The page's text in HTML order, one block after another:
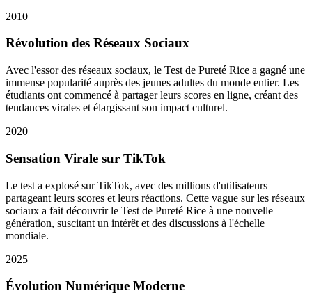
2010
Révolution des Réseaux Sociaux
Avec l'essor des réseaux sociaux, le Test de Pureté Rice a gagné une
immense popularité auprès des jeunes adultes du monde entier. Les
étudiants ont commencé à partager leurs scores en ligne, créant des
tendances virales et élargissant son impact culturel.
2020
Sensation Virale sur TikTok
Le test a explosé sur TikTok, avec des millions d'utilisateurs
partageant leurs scores et leurs réactions. Cette vague sur les réseaux
sociaux a fait découvrir le Test de Pureté Rice à une nouvelle
génération, suscitant un intérêt et des discussions à l'échelle
mondiale.
2025
Évolution Numérique Moderne